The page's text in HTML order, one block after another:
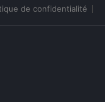
de confidentialité